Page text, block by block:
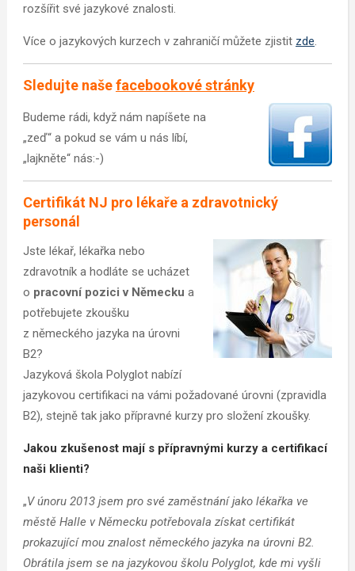
rozšířit své jazykové znalosti.
Více o jazykových kurzech v zahraničí můžete zjistit zde.
Sledujte našefacebookové stránky
Budeme rádi, když nám napíšete na
„zeď“ a pokud se vám u nás líbí,
„lajkněte“ nás:-)
Certifikát NJ pro lékaře a zdravotnický
personál
Jste lékař, lékařka nebo
zdravotník a hodláte se ucházet
o pracovní pozici v Německu a
potřebujete zkoušku
z německého jazyka na úrovni
B2?
Jazyková škola Polyglot nabízí
jazykovou certifikaci na vámi požadované úrovni (zpravidla
B2), stejně tak jako přípravné kurzy pro složení zkoušky.
Jakou zkušenost mají s přípravnými kurzy a certifikací
naši klienti?
„V únoru 2013 jsem pro své zaměstnání jako lékařka ve
městě Halle v Německu potřebovala získat certifikát
prokazující mou znalost německého jazyka na úrovni B2.
Obrátila jsem se na jazykovou školu Polyglot, kde mi vyšli